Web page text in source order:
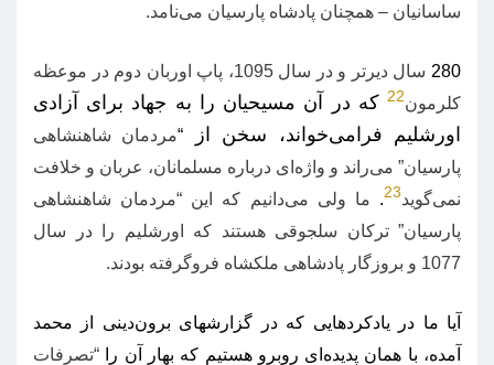
ساسانیان – همچنان پادشاه پارسیان می‌نامد.
280 سال دیرتر و در سال1095، پاپ اوربان دوم در موعظه
کلرمون22 که در آن مسیحیان را به جهاد برای آزادی
اورشلیم فرامی‌خواند، سخن از
“مردمان شاهنشاهی
پارسیان” می‌راند و واژه‌ای درباره مسلمانان، عربان و خلافت
نمی‌گوید23
. ما ولی می‌دانیم که این “مردمان شاهنشاهی
پارسیان”ترکان سلجوقی هستند که اورشلیم را در سال
1077 و بروزگار پادشاهی ملکشاه فروگرفته بودند.
آیا ما در یادکردهایی که در گزارشهای برون‌دینی از محمد
آمده، با همان پدیده‌ای روبرو هستیم که بهار آن را “تصرفات